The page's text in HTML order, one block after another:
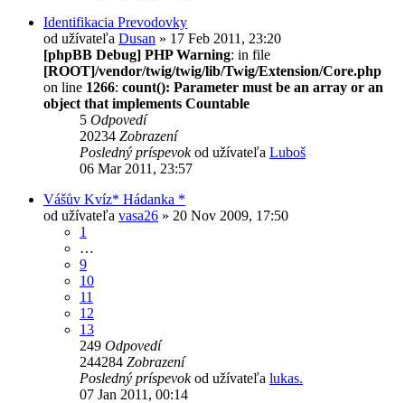
Identifikacia Prevodovky
od užívateľa Dusan » 17 Feb 2011, 23:20
[phpBB Debug] PHP Warning: in file
[ROOT]/vendor/twig/twig/lib/Twig/Extension/Core.php
on line 1266: count(): Parameter must be an array or an
object that implements Countable
5 Odpovedí
20234 Zobrazení
Posledný príspevokod užívateľa Luboš
06 Mar 2011, 23:57
Vášův Kvíz* Hádanka *
od užívateľa vasa26 » 20 Nov 2009, 17:50
1
…
9
10
11
12
13
249 Odpovedí
244284 Zobrazení
Posledný príspevokod užívateľa lukas.
07 Jan 2011, 00:14